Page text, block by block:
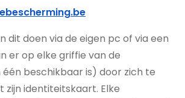
dit doen via de eigen pc of via een
er op elke griffie van de
beschikbaar is) door zich te
identiteitskaart. Elke